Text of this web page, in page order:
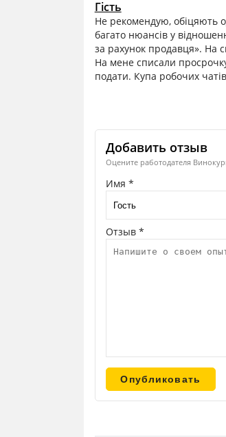
Гість
Не рекомендую, обіцяють
багато нюансів у
за рахунок продавця». На
На мене списали
подати. Купа робочих
Добавить отзыв
Оцените работодателя
Имя *
Отзыв *